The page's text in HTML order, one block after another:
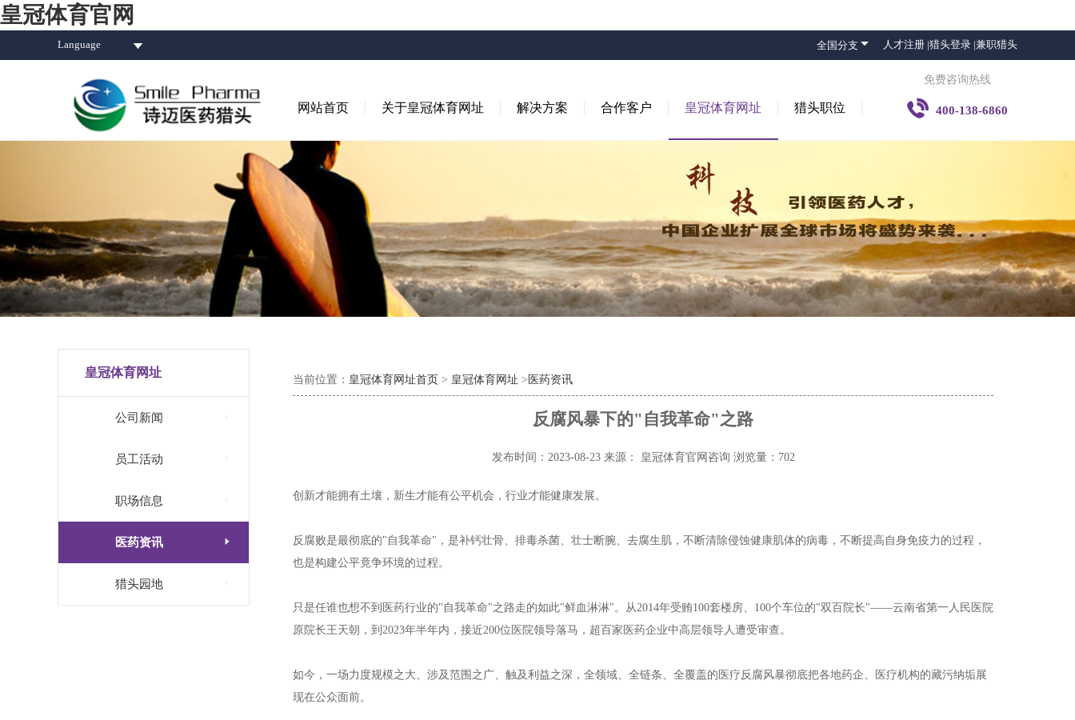
皇冠体育官网
Language 全国分支  人才注册 |猎头登录 |兼职猎头
网站首页 关于皇冠体育网址 解决方案 合作客户 皇冠体育网址 猎头职位
免费咨询热线
 400-138-6860
皇冠体育网址
公司新闻
员工活动
职场信息
医药资讯 
猎头园地
当前位置： 皇冠体育网址首页 > 皇冠体育网址 > 医药资讯
反腐风暴下的"自我革命"之路
发布时间：2023-08-23 来源： 皇冠体育官网咨询 浏览量：702
创新才能拥有土壤，新生才能有公平机会，行业才能健康发展。
反腐败是最彻底的"自我革命"，是补钙壮骨、排毒杀菌、壮士断腕、去腐生肌，不断清除侵蚀健康肌体的病毒，不断提高自身免疫力的过程，
也是构建公平竟争环境的过程。
只是任谁也想不到医药行业的"自我革命"之路走的如此"鲜血淋淋"。从2014年受贿100套楼房、100个车位的"双百院长"——云南省第一人民医院
原院长王天朝，到2023年半年内，接近200位医院领导落马，超百家医药企业中高层领导人遭受审查。
如今，一场力度规模之大、涉及范围之广、触及利益之深，全领域、全链条、全覆盖的医疗反腐风暴彻底把各地药企、医疗机构的藏污纳垢展
现在公众面前。